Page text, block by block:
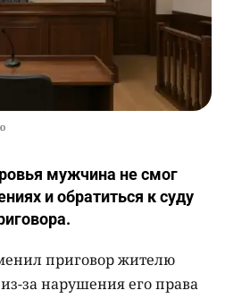
мужчина не смог
и обратиться к суду
приговор жителю
за нарушения его права